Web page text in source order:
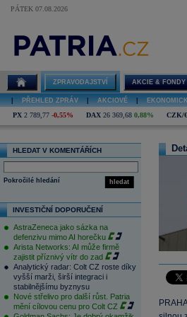
PÁTEK 07.08.2026
ZPRAVODAJSTVÍ AKCIE & FONDY
PŘEHLED ZPRÁV AKCIOVÉ
PX 2 789,77 -0,55% DAX 26 369,68 0,88% CZK/€
HLEDAT V KOMENTÁŘÍCH
hledat
Pokročilé hledání
INVESTIČNÍ DOPORUČENÍ
AstraZeneca jako sázka na
defenzivu mimo AI horečku
Arista Networks: AI může firmě
zajistit příznivý vítr do zad
Analytický radar: Colt CZ roste díky
vyšší marži, širší integraci i
stabilnějšímu byznysu
Nové střelivo pro další růst. Patria
mění cílovou cenu pro Colt CZ